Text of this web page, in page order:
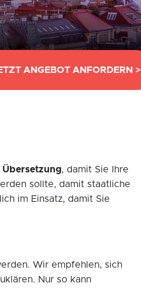
ANGEBOT ANFORDERN >
Übersetzung, damit Sie Ihre
sollte, damit staatliche
im Einsatz, damit Sie
Wir empfehlen, sich
Nur so kann